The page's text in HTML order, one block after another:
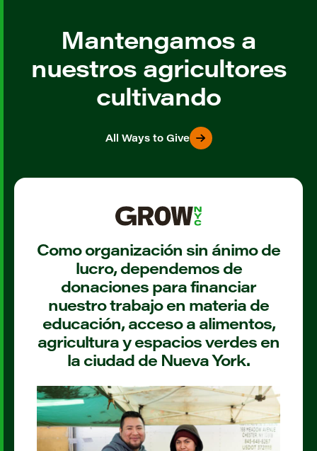
Mantengamos a
nuestros agricultores
cultivando
All Ways to Give
Como organización sin ánimo de
lucro, dependemos de
donaciones para financiar
nuestro trabajo en materia de
educación, acceso a alimentos,
agricultura y espacios verdes en
la ciudad de Nueva York.